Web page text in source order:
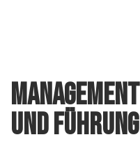
MANAGEMENT
UND FÜHRUNG